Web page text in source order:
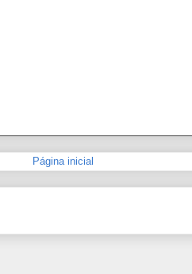
Página inicial